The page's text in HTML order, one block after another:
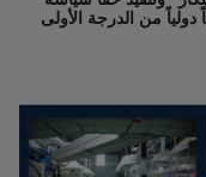
من الدرجة الأولى